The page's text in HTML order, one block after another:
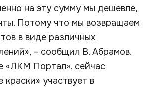
на эту сумму мы дешевле,
Потому что мы возвращаем
в виде различных
– сообщил В. Абрамов.
«ЛКМ Портал», сейчас
краски» участвует в